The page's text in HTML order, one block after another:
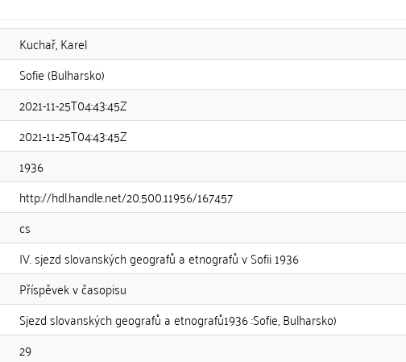
Kuchař, Karel
Sofie (Bulharsko)
2021-11-25T04:43:45Z
2021-11-25T04:43:45Z
1936
http://hdl.handle.net/20.500.11956/167457
cs
IV. sjezd slovanských geografů a etnografů v Sofii 1936
Příspěvek v časopisu
Sjezd slovanských geografů a etnografů1936 :Sofie, Bulharsko)
29